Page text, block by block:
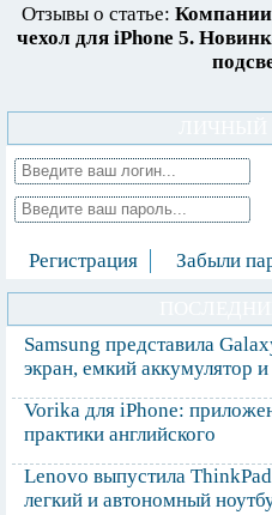
Отзывы о статье:
чехол для iPhone 5.
Регистрация Забыли
Samsung представила
экран, емкий аккумулятор
Vorika для iPhone:
практики английского
Lenovo выпустила
легкий и автономный